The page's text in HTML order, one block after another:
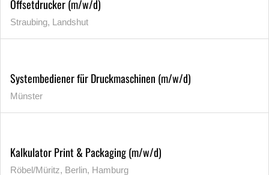
Offsetdrucker (m/w/d)
Straubing, Landshut
Systembediener für Druckmaschinen (m/w/d)
Münster
Kalkulator Print & Packaging (m/w/d)
Röbel/Müritz, Berlin, Hamburg